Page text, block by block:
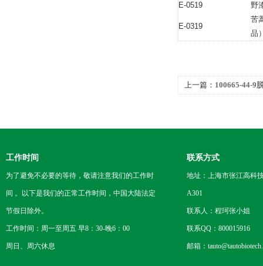
E-0519
野
E-0319
苦
品
上一篇： 100665-44-9
工作时间
为了避免不必要的等待，敬请注意我们的工作时
间 。以下是我们的正常工作时间，中国大陆法定
节假日除外。
工作时间：周一至周五 早8：30-晚6：00
周日、周六休息
联系方式
地址：上海市张江高科
A301
联系人：程珂张小姐
联系QQ：800015916
邮箱：